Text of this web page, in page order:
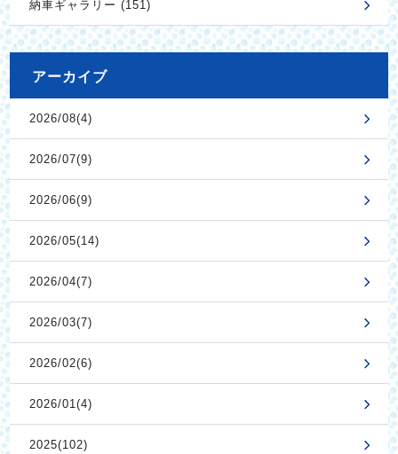
納車ギャラリー (151)
アーカイブ
2026/08(4)
2026/07(9)
2026/06(9)
2026/05(14)
2026/04(7)
2026/03(7)
2026/02(6)
2026/01(4)
2025(102)